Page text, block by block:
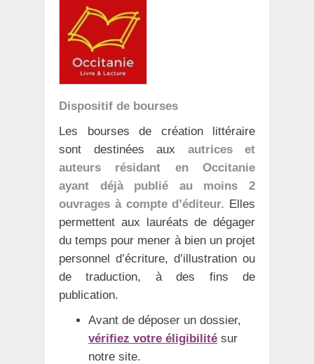
Dispositif de bourses
Les bourses de création littéraire
sont destinées aux autrices et
auteurs résidant en Occitanie
ayant déjà publié au moins 2
ouvrages à compte d’éditeur. Elles
permettent aux lauréats de dégager
du temps pour mener à bien un projet
personnel d’écriture, d’illustration ou
de traduction, à des fins de
publication.
Avant de déposer un dossier,
vérifiez votre éligibilité sur
notre site.